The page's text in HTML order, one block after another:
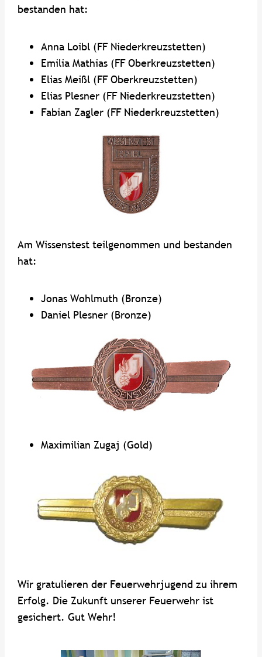
bestanden hat:
Anna Loibl (FF Niederkreuzstetten)
Emilia Mathias (FF Oberkreuzstetten)
Elias Meißl (FF Oberkreuzstetten)
Elias Plesner (FF Niederkreuzstetten)
Fabian Zagler (FF Niederkreuzstetten)
Am Wissenstest teilgenommen und bestanden
hat:
Jonas Wohlmuth (Bronze)
Daniel Plesner (Bronze)
Maximilian Zugaj (Gold)
Wir gratulieren der Feuerwehrjugend zu ihrem
Erfolg. Die Zukunft unserer Feuerwehr ist
gesichert. Gut Wehr!